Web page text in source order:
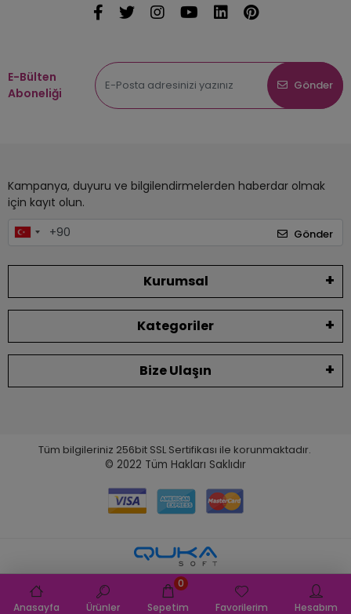
E-Bülten
Aboneliği
Gönder
Kampanya, duyuru ve bilgilendirmelerden haberdar olmak
için kayıt olun.
Gönder
Kurumsal
Kategoriler
Bize Ulaşın
Tüm bilgileriniz 256bit SSL Sertifikası ile korunmaktadır.
© 2022 Tüm Hakları Saklıdır
Anasayfa Ürünler Sepetim
0
Favorilerim
Hesabım